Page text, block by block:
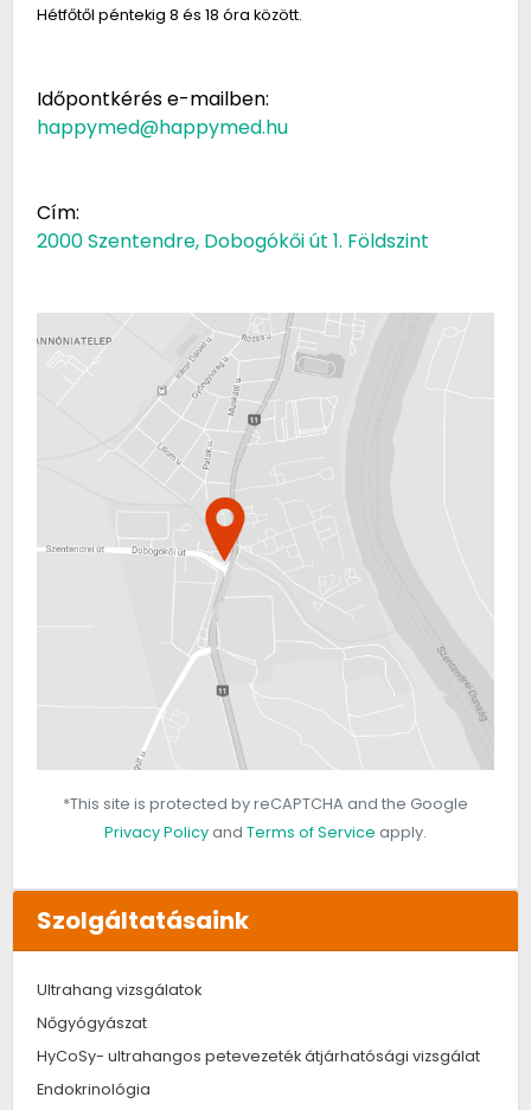
Hétfőtől péntekig 8 és 18 óra között.
Időpontkérés e-mailben:
happymed@happymed.hu
Cím:
2000 Szentendre, Dobogókői út 1. Földszint
*This site is protected by reCAPTCHA and the Google
Privacy Policyand Terms of Service apply.
Szolgáltatásaink
Ultrahang vizsgálatok
Nőgyógyászat
HyCoSy- ultrahangos petevezeték átjárhatósági vizsgálat
Endokrinológia